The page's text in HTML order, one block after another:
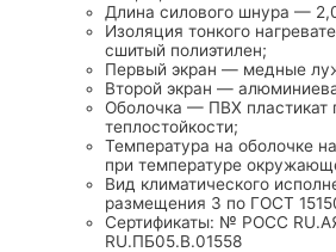
Длина силового шнура —
Изоляция тонкого
сшитый полиэтилен;
Первый экран — медные
Второй экран —
Оболочка — ПВХ пластикат
теплостойкости;
Температура на оболочке
при температуре
Вид климатического
размещения 3 по ГОСТ
Сертификаты: № РОСС
RU.ПБ05.В.01558